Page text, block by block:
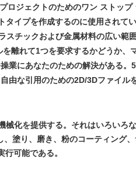
ロジェクトのためのワン ストッ
イプを作成するのに使用されて
チックおよび金属材料の広い範
離れて1つを要求するかどうか、
業にあなたのための解決がある。
由な引用のための2D/3Dファイル
化を提供する。それはいろいろ
塗り、磨き、粉のコーティング
行可能である。